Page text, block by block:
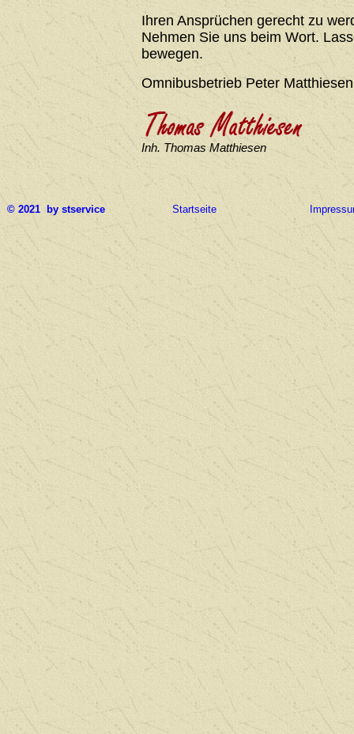
Ihren Ansprüchen gerecht zu
Nehmen Sie uns beim Wort.
bewegen.
Omnibusbetrieb Peter Matthiesen
Inh. Thomas Matthiesen
© 2021 by stservice Startseite